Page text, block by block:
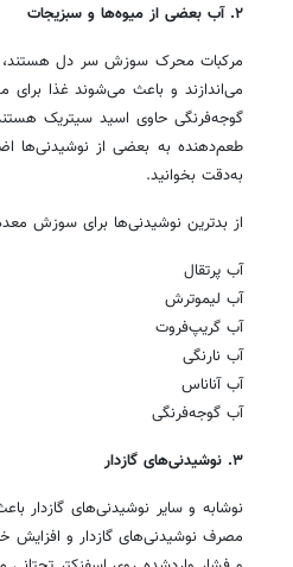
۲. آب بعضی از میوه‌ها و سبزیجات
مرکبات محرک سوزش سر دل هستند،
می‌اندازند و باعث می‌شوند غذا برای
گوجه‌فرنگی حاوی اسید سیتریک
طعم‌دهنده به بعضی از نوشیدنی‌ها
به‌دقت بخوانید.
از بدترین نوشیدنی‌ها برای سوزش
آب پرتقال
آب لیموترش
آب گریپ‌فروت
آب نارنگی
آب آناناس
آب گوجه‌فرنگی
۳. نوشیدنی‌های گازدار
نوشابه و سایر نوشیدنی‌های
مصرف نوشیدنی‌های گازدار و افزایش